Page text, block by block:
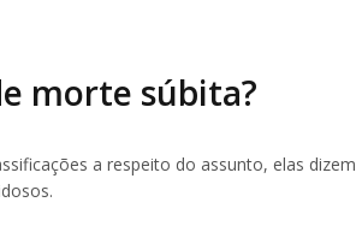
morte súbita?
a respeito do assunto, elas